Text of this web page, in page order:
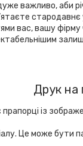
важливо, аби
вас, вашу
Друк на
із
Це може бути